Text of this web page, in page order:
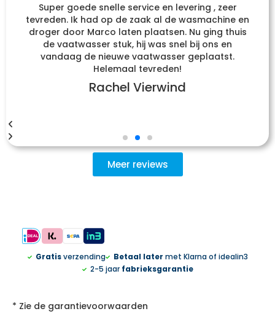
Super goede snelle service en levering , zeer
tevreden. Ik had op de zaak al de wasmachine en
droger door Marco laten plaatsen. Nu ging thuis
de vaatwasser stuk, hij was snel bij ons en
vandaag de nieuwe vaatwasser geplaatst.
Helemaal tevreden!
Rachel Vierwind
Meer reviews
Gratisverzending Betaal later met Klarna of idealin3
2-5 jaar fabrieksgarantie
* Zie de garantievoorwaarden